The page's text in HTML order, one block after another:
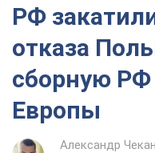
РФ
отказа
сборную РФ
Европы
Александр